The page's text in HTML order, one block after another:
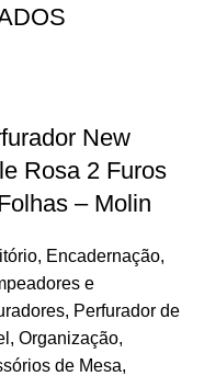
New
Rosa 2 Furos
– Molin
, Encadernação,
e
, Perfurador de
, Organização,
de Mesa,